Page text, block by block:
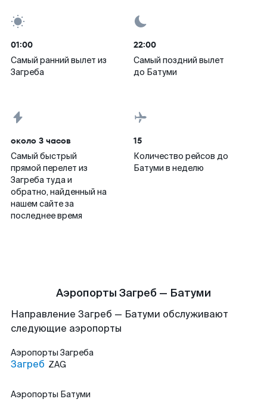
01:00
Самый ранний вылет из
Загреба
22:00
Самый поздний вылет
до Батуми
около 3 часов
Самый быстрый
прямой перелет из
Загреба туда и
обратно, найденный на
нашем сайте за
последнее время
15
Количество рейсов до
Батуми в неделю
Аэропорты Загреб — Батуми
Направление Загреб — Батуми обслуживают
следующие аэропорты
Аэропорты Загреба
Загреб ZAG
Аэропорты Батуми